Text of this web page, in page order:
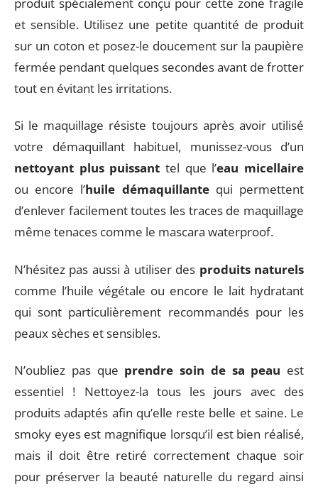
et sensible. Utilisez une petite quantité de produit
sur un coton et posez-le doucement sur la paupière
fermée pendant quelques secondes avant de frotter
tout en évitant les irritations.
Si le maquillage résiste toujours après avoir utilisé
votre démaquillant habituel, munissez-vous d’un
nettoyant plus puissant tel que l’eau micellaire
ou encore l’huile démaquillantequi permettent
d’enlever facilement toutes les traces de maquillage
même tenaces comme le mascara waterproof.
N’hésitez pas aussi à utiliser des produits naturels
comme l’huile végétale ou encore le lait hydratant
qui sont particulièrement recommandés pour les
peaux sèches et sensibles.
N’oubliez pas que prendre soin de sa peau est
essentiel ! Nettoyez-la tous les jours avec des
produits adaptés afin qu’elle reste belle et saine. Le
smoky eyes est magnifique lorsqu’il est bien réalisé,
mais il doit être retiré correctement chaque soir
pour préserver la beauté naturelle du regard ainsi